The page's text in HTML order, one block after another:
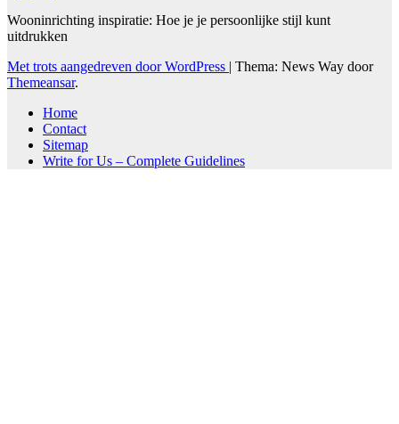
Wooninrichting inspiratie: Hoe je je persoonlijke stijl kunt
uitdrukken
Met trots aangedreven door WordPress | Thema: News Way door
Themeansar.
Home
Contact
Sitemap
Write for Us – Complete Guidelines